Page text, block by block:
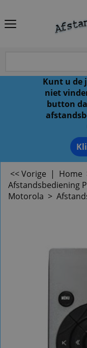
Kunt u de
niet
button
<< Vorige | Home
Afstandsbediening
Motorola >